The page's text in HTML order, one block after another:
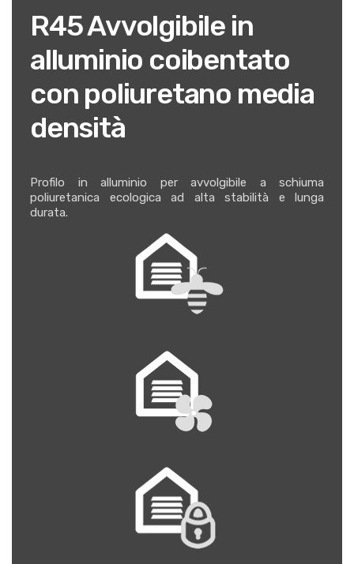
R45 Avvolgibile in
alluminio coibentato
con poliuretano media
densità
Profilo in alluminio per avvolgibile a schiuma
poliuretanica ecologica ad alta stabilità e lunga
durata.